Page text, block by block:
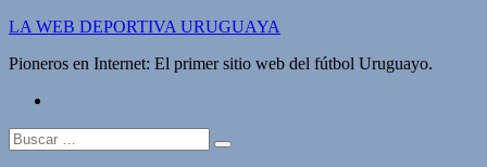
Saltar
contenido
LA WEB DEPORTIVA URUGUAYA
Pioneros en Internet: El primer sitio web del fútbol Uruguayo.
Buscar: